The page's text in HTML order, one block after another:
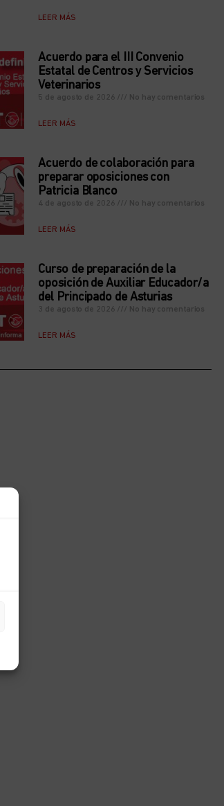
LEER MÁS
Acuerdo para el III Convenio
Estatal de Centros y Servicios
Veterinarios
5 de agosto de 2026 No hay comentarios
LEER MÁS
Acuerdo de colaboración para
preparar oposiciones con
Patricia Blanco
4 de agosto de 2026 No hay comentarios
LEER MÁS
Curso de preparación de la
oposición de Auxiliar Educador/a
del Principado de Asturias
3 de agosto de 2026 No hay comentarios
LEER MÁS